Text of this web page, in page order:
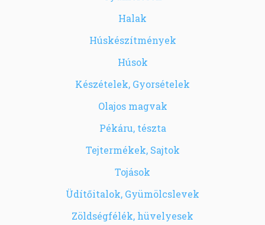
Halak
Húskészítmények
Húsok
Készételek, Gyorsételek
Olajos magvak
Pékáru, tészta
Tejtermékek, Sajtok
Tojások
Üdítőitalok, Gyümölcslevek
Zöldségfélék, hüvelyesek